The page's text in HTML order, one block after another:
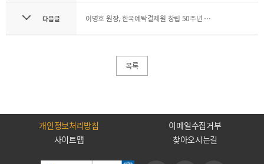
2020
블로그
해양금융
교육활동
모음
다음글 이명호 원장, 한국예탁결제원 창립 50주년 기념식 참석
목록
개인정보처리방침
이메일수집거부
사이트맵
찾아오시는길